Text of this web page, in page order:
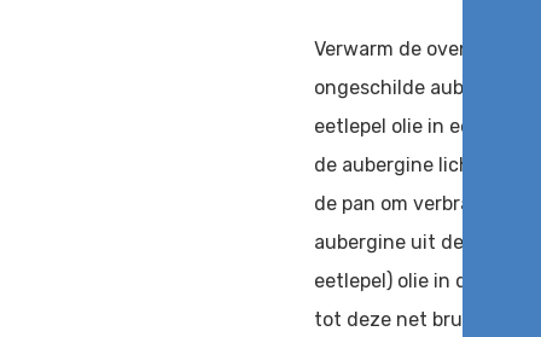
Verwarm de oven voor
ongeschilde aubergines
eetlepel olie in een
de aubergine licht aan,
de pan om verbranding
aubergine uit de pan en
eetlepel) olie in
tot deze net bruin